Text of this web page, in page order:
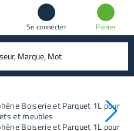
Se connecter Panier